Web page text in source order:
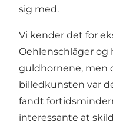
sig med.
Vi kender det for
Oehlenschläger og
guldhornene, men
billedkunsten var
fandt
interessante at